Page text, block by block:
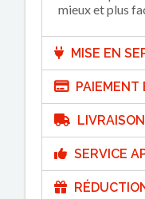
mieux et plus
MISE EN
PAIEMENT
SERVICE